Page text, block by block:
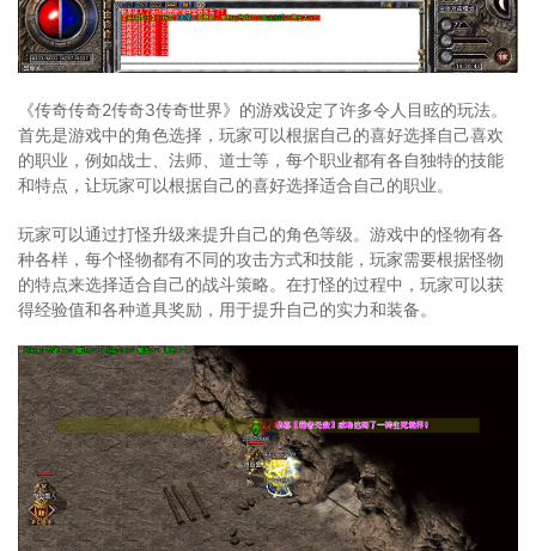
《传奇传奇2传奇3传奇世界》的游戏设定了许多令人目眩的玩法。
首先是游戏中的角色选择，玩家可以根据自己的喜好选择自己喜欢
的职业，例如战士、法师、道士等，每个职业都有各自独特的技能
和特点，让玩家可以根据自己的喜好选择适合自己的职业。
玩家可以通过打怪升级来提升自己的角色等级。游戏中的怪物有各
种各样，每个怪物都有不同的攻击方式和技能，玩家需要根据怪物
的特点来选择适合自己的战斗策略。在打怪的过程中，玩家可以获
得经验值和各种道具奖励，用于提升自己的实力和装备。